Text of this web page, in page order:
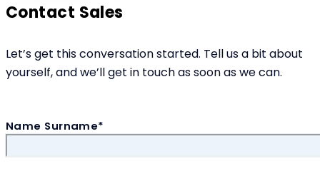
Contact Sales
Let’s get this conversation started. Tell us a bit about
yourself, and we’ll get in touch as soon as we can.
Name Surname*